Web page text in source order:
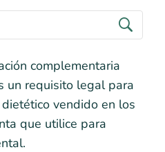
complementaria
un requisito legal para
vendido en los
que utilice para